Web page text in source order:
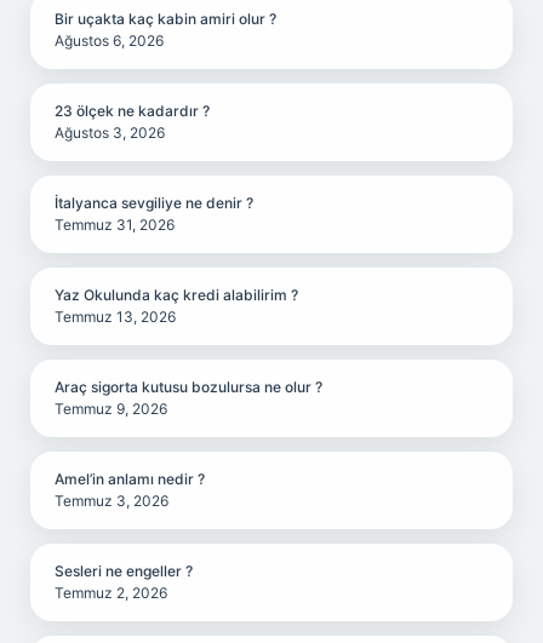
Bir uçakta kaç kabin amiri olur ?
Ağustos 6, 2026
23 ölçek ne kadardır ?
Ağustos 3, 2026
İtalyanca sevgiliye ne denir ?
Temmuz 31, 2026
Yaz Okulunda kaç kredi alabilirim ?
Temmuz 13, 2026
Araç sigorta kutusu bozulursa ne olur ?
Temmuz 9, 2026
Amel’in anlamı nedir ?
Temmuz 3, 2026
Sesleri ne engeller ?
Temmuz 2, 2026